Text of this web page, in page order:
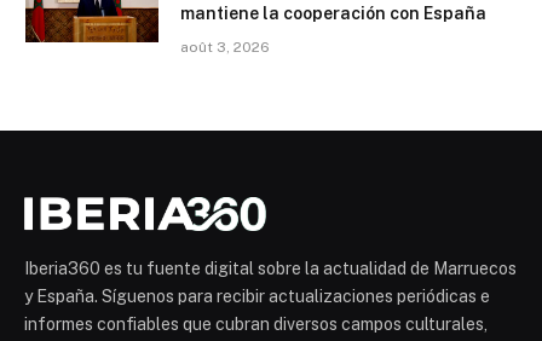
mantiene la cooperación con España
août 3, 2026
Iberia360 es tu fuente digital sobre la actualidad de Marruecos
y España. Síguenos para recibir actualizaciones periódicas e
informes confiables que cubran diversos campos culturales,